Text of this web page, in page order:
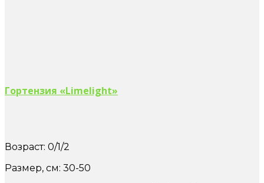
Гортензия «Limelight»
Возраст: 0/1/2
Размер, см: 30-50